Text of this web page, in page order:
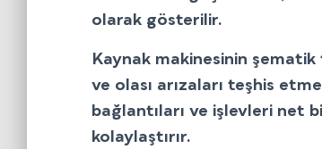
olarak gösterilir.
Kaynak makinesinin şematik
ve olası arızaları teşhis
bağlantıları ve işlevleri net
kolaylaştırır.